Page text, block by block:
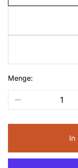
Menge:
In